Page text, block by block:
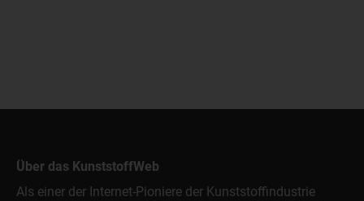
Über das KunststoffWeb
Als einer der Internet-Pioniere der Kunststoffindustrie